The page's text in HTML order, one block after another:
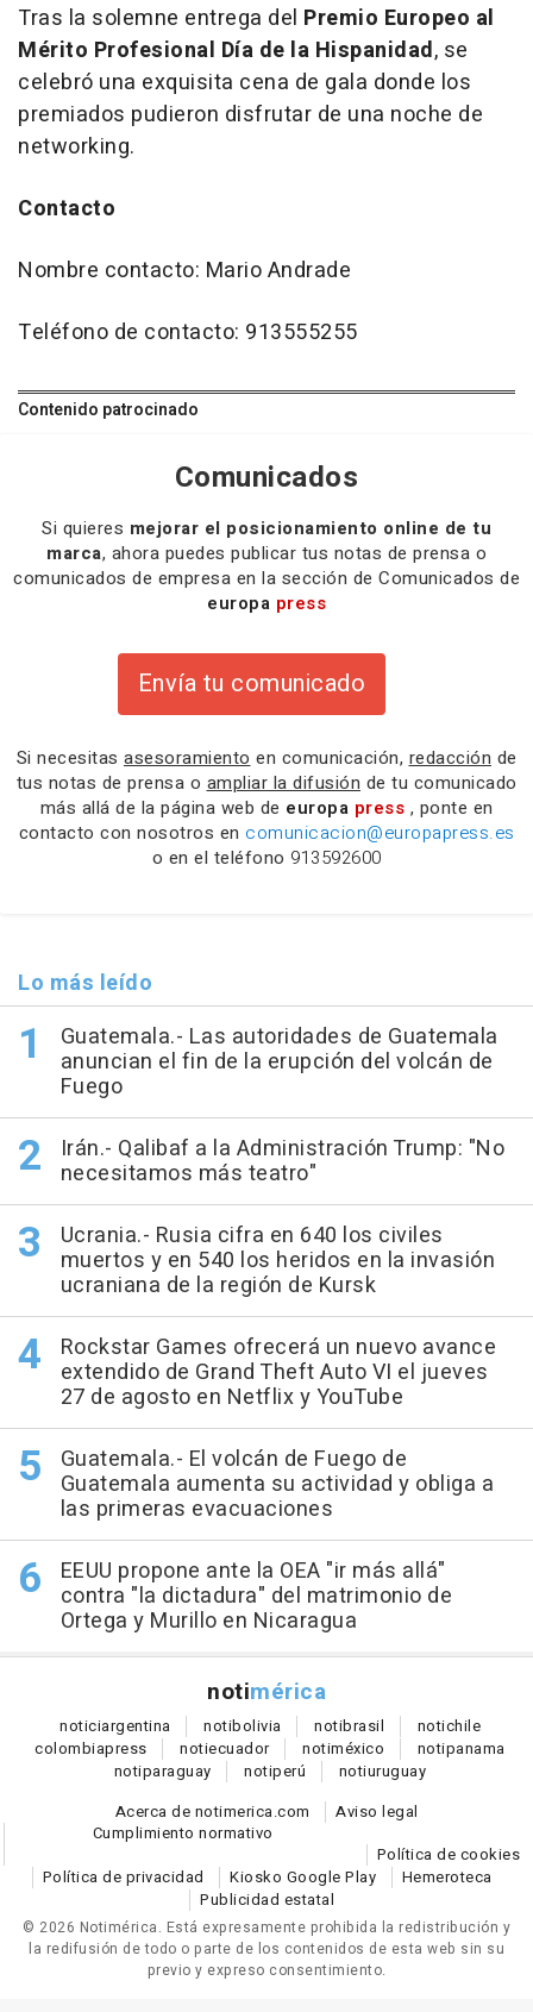
Tras la solemne entrega del Premio Europeo al
Mérito Profesional Día de la Hispanidad, se
celebró una exquisita cena de gala donde los
premiados pudieron disfrutar de una noche de
networking.
Contacto
Nombre contacto: Mario Andrade
Teléfono de contacto: 913555255
Contenido patrocinado
Comunicados
Si quieres mejorar el posicionamiento online de tu
marca, ahora puedes publicar tus notas de prensa o
comunicados de empresa en la sección de Comunicados de
europa press
Envía tu comunicado
Si necesitas asesoramiento en comunicación, redacción de
tus notas de prensa o ampliar la difusión de tu comunicado
más allá de la página web de europa press , ponte en
contacto con nosotros en comunicacion@europapress.es
o en el teléfono 913592600
Lo más leído
Guatemala.- Las autoridades de Guatemala
anuncian el fin de la erupción del volcán de
Fuego
Irán.- Qalibaf a la Administración Trump: "No
necesitamos más teatro"
Ucrania.- Rusia cifra en 640 los civiles
muertos y en 540 los heridos en la invasión
ucraniana de la región de Kursk
Rockstar Games ofrecerá un nuevo avance
extendido de Grand Theft Auto VI el jueves
27 de agosto en Netflix y YouTube
Guatemala.- El volcán de Fuego de
Guatemala aumenta su actividad y obliga a
las primeras evacuaciones
EEUU propone ante la OEA "ir más allá"
contra "la dictadura" del matrimonio de
Ortega y Murillo en Nicaragua
notimérica
noticiargentina notibolivia notibrasil notichile
colombiapress notiecuador notiméxico notipanama
notiparaguay notiperú notiuruguay
Acerca de notimerica.com
Aviso legal
Cumplimiento normativo
Política de cookies
Política de privacidad
Kiosko Google Play
Hemeroteca
Publicidad estatal
© 2026 Notimérica. Está expresamente prohibida la redistribución y
la redifusión de todo o parte de los contenidos de esta web sin su
previo y expreso consentimiento.